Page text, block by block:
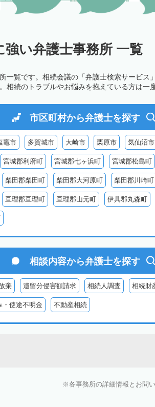
い弁護士事務所 一覧
一覧です。相続会議の「弁護士検索サービス
相続のトラブルやお悩みを抱えている方は一
市区町村から弁護士を探す
竈市 多賀城市 大崎市 栗原市 気仙沼市
宮城郡利府町 宮城郡七ヶ浜町 宮城郡松島町
柴田郡柴田町 柴田郡大河原町 柴田郡川崎町
亘理郡亘理町 亘理郡山元町 伊具郡丸森町
相談内容から弁護士を探す
棄 遺留分侵害額請求 相続人調査 相続財
・使途不明金 不動産相続
各事務所の詳細情報とお問